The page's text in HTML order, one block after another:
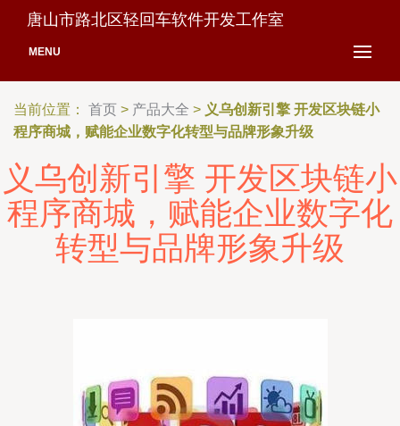
唐山市路北区轻回车软件开发工作室
MENU
当前位置： 首页 > 产品大全 > 义乌创新引擎 开发区块链小
程序商城，赋能企业数字化转型与品牌形象升级
义乌创新引擎 开发区块链小
程序商城，赋能企业数字化
转型与品牌形象升级